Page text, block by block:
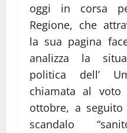
oggi in corsa
Regione, che
la sua pagina
analizza la
politica dell’
chiamata al
ottobre, a seguito
scandalo